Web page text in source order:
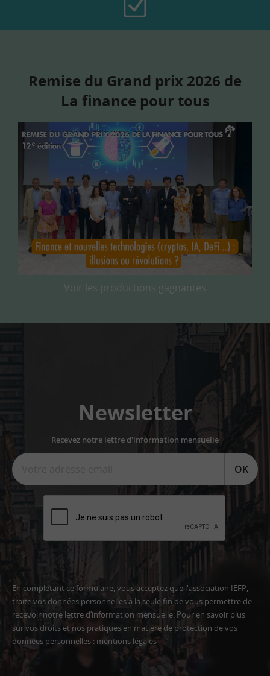
Remise du Grand prix 2026 de
La finance pour tous
Voir les productions gagnantes
Newsletter
Recevez notre lettre d'information mensuelle
OK
En complétant ce formulaire, vous acceptez que l'association IEFP,
traite vos données personnelles à la seule fin de vous permettre de
recevoir notre lettre d’information mensuelle. Pour en savoir plus
sur vos droits et nos pratiques en matière de protection de vos
données personnelles : mentions légales